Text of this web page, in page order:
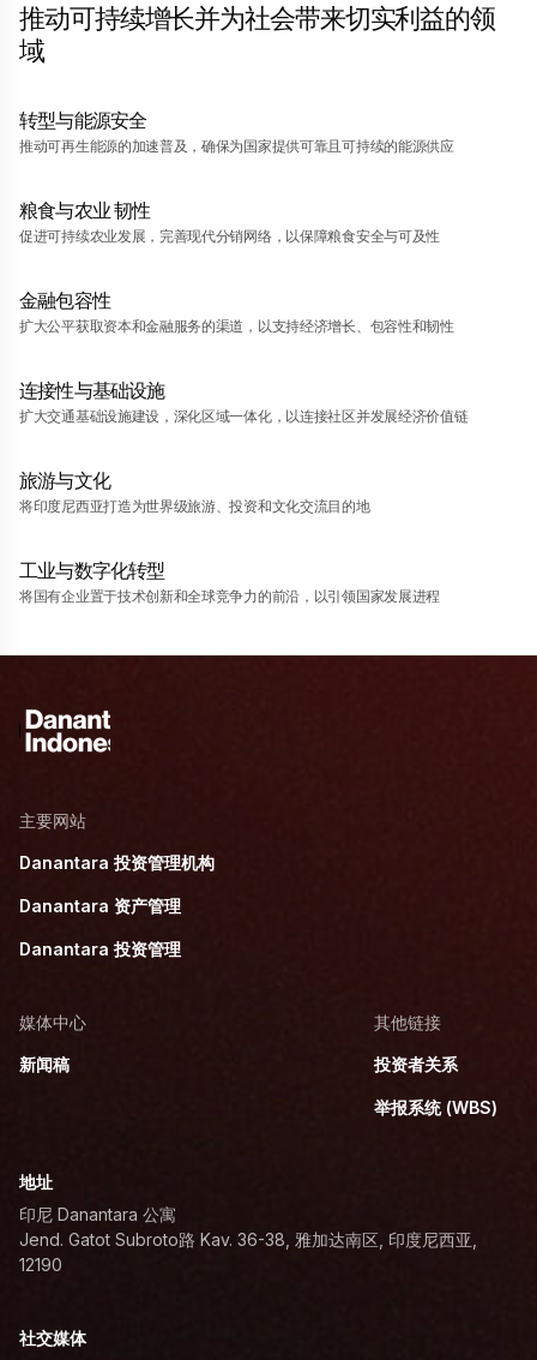
推动可持续增长并为社会带来切实利益的领
域
转型与能源安全
推动可再生能源的加速普及，确保为国家提供可靠且可持续的能源供应
粮食与农业 韧性
促进可持续农业发展，完善现代分销网络，以保障粮食安全与可及性
金融包容性
扩大公平获取资本和金融服务的渠道，以支持经济增长、包容性和韧性
连接性与基础设施
扩大交通基础设施建设，深化区域一体化，以连接社区并发展经济价值链
旅游与文化
将印度尼西亚打造为世界级旅游、投资和文化交流目的地
工业与数字化转型
将国有企业置于技术创新和全球竞争力的前沿，以引领国家发展进程
主要网站
Danantara 投资管理机构
Danantara 资产管理
Danantara 投资管理
媒体中心
新闻稿
其他链接
投资者关系
举报系统 (WBS)
地址
印尼 Danantara 公寓
Jend. Gatot Subroto路 Kav. 36-38, 雅加达南区, 印度尼西亚,
12190
社交媒体